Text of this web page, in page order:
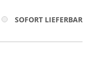
SOFORT LIEFERBAR